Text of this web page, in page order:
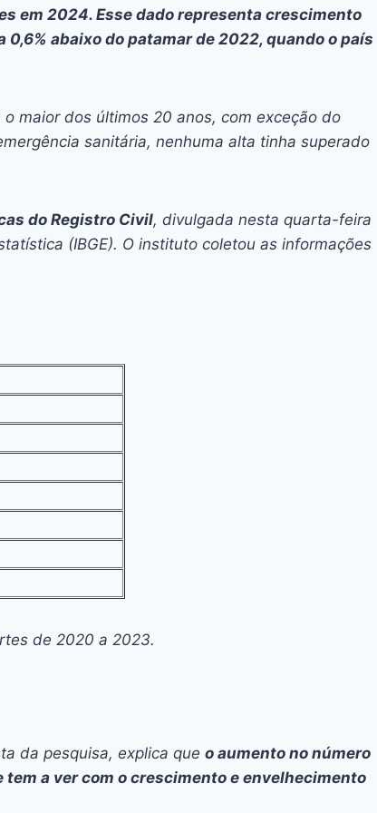
p
y
k
em 2024. Esse dado representa crescimento
abaixo do patamar de 2022, quando o país
maior dos últimos 20 anos, com exceção do
sanitária, nenhuma alta tinha superado
do Registro Civil, divulgada nesta quarta-feira
(IBGE). O instituto coletou as informações
de 2020 a 2023.
da pesquisa, explica que o aumento no número
a ver com o crescimento e envelhecimento